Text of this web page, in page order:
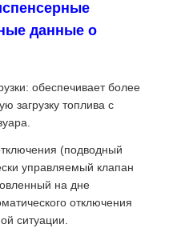
данные о
обеспечивает более
загрузку топлива с
(подводный
управляемый клапан
на дне
отключения
ситуации.